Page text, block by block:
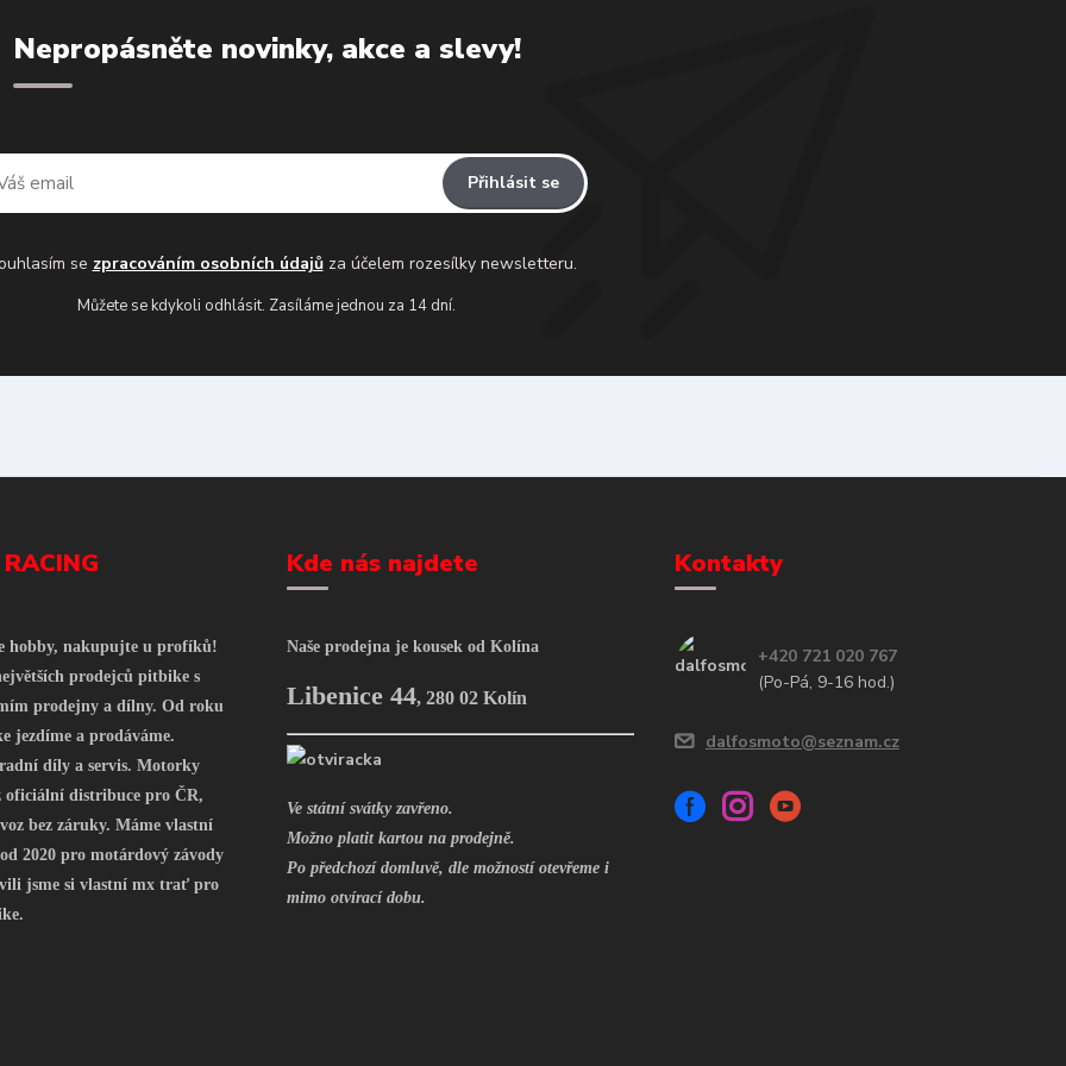
Nepropásněte novinky, akce a slevy!
Přihlásit se
se zpracováním osobních údajůza účelem rozesílky newsletteru.
Můžete se kdykoli odhlásit. Zasíláme jednou za 14 dní.
hobby, nakupujte u profíků!
prodejců pitbike s
prodejny a dílny. Od roku
jezdíme a prodáváme.
díly a servis. Motorky
oficiální distribuce pro ČR,
bez záruky. Máme vlastní
2020 pro motárdový závody
jsme si vlastní mx trať pro
Kde nás najdete
Naše prodejna je kousek od Kolína
Libenice 44, 280 02 Kolín
Ve státní svátky zavřeno.
Možno platit kartou na prodejně.
Po předchozí domluvě, dle možností otevřeme i
mimo otvírací dobu.
Kontakty
+420 721 020 767
(Po-Pá, 9-16 hod.)
dalfosmoto@seznam.cz